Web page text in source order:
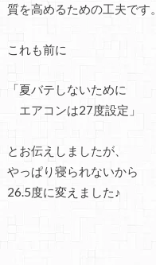
質を高めるための工夫です。
これも前に
「夏バテしないために
エアコンは27度設定」
とお伝えしましたが、
やっぱり寝られないから
26.5度に変えました♪